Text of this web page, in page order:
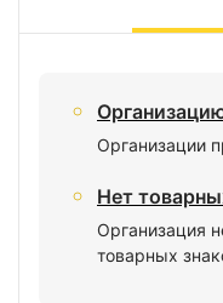
Организации
Нет
Организация
товарных